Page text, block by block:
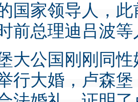
国家领导人，
前总理迪吕波
大公国刚刚同
行大婚，卢森